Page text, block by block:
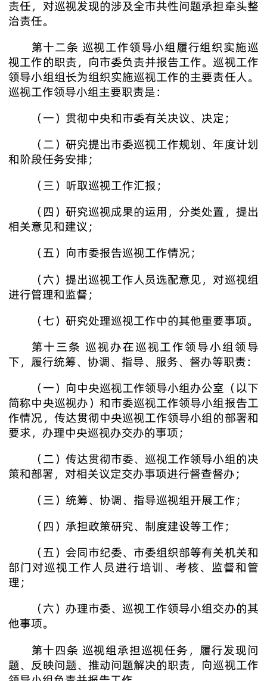
责任，对巡视发现的涉及全市共性问题承担牵头整
治责任。
第十二条 巡视工作领导小组履行组织实施巡
视工作的职责，向市委负责并报告工作。巡视工作
领导小组组长为组织实施巡视工作的主要责任人。
巡视工作领导小组主要职责是：
（一）贯彻中央和市委有关决议、决定；
（二）研究提出市委巡视工作规划、年度计划
和阶段任务安排；
（三）听取巡视工作汇报；
（四）研究巡视成果的运用，分类处置，提出
相关意见和建议；
（五）向市委报告巡视工作情况；
（六）提出巡视工作人员选配意见，对巡视组
进行管理和监督；
（七）研究处理巡视工作中的其他重要事项。
第十三条 巡视办在巡视工作领导小组领导
下，履行统筹、协调、指导、服务、督办等职责：
（一）向中央巡视工作领导小组办公室（以下
简称中央巡视办）和市委巡视工作领导小组报告工
作情况，传达贯彻中央巡视工作领导小组的部署和
要求，办理中央巡视办交办的事项；
（二）传达贯彻市委、巡视工作领导小组的决
策和部署，对相关议定交办事项进行督查督办；
（三）统筹、协调、指导巡视组开展工作；
（四）承担政策研究、制度建设等工作；
（五）会同市纪委、市委组织部等有关机关和
部门对巡视工作人员进行培训、考核、监督和管
理；
（六）办理市委、巡视工作领导小组交办的其
他事项。
第十四条 巡视组承担巡视任务，履行发现问
题、反映问题、推动问题解决的职责，向巡视工作